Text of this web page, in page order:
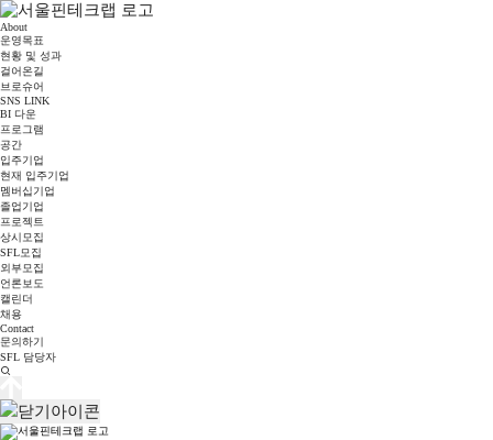
About
운영목표
현황 및 성과
걸어온길
브로슈어
SNS LINK
BI 다운
프로그램
공간
입주기업
현재 입주기업
멤버십기업
졸업기업
프로젝트
상시모집
SFL모집
외부모집
언론보도
캘린더
채용
Contact
문의하기
SFL 담당자